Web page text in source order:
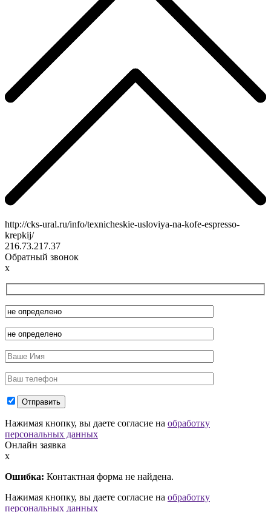
http://cks-ural.ru/info/texnicheskie-usloviya-na-kofe-espresso-
krepkij/
216.73.217.37
Обратный звонок
x
Нажимая кнопку, вы даете согласие на обработку
персональных данных
Онлайн заявка
x
Ошибка: Контактная форма не найдена.
Нажимая кнопку, вы даете согласие на обработку
персональных данных